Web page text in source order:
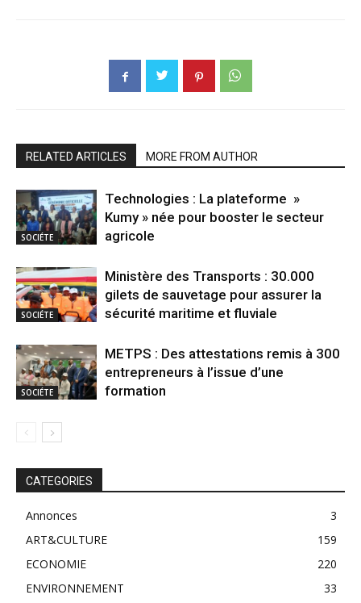
RELATED ARTICLES MORE FROM AUTHOR
SOCIÉTE
Technologies : La plateforme »
Kumy » née pour booster le secteur
agricole
SOCIÉTE
Ministère des Transports : 30.000
gilets de sauvetage pour assurer la
sécurité maritime et fluviale
SOCIÉTE
METPS : Des attestations remis à 300
entrepreneurs à l’issue d’une
formation
CATEGORIES
Annonces
3
ART&CULTURE
159
ECONOMIE
220
ENVIRONNEMENT
33